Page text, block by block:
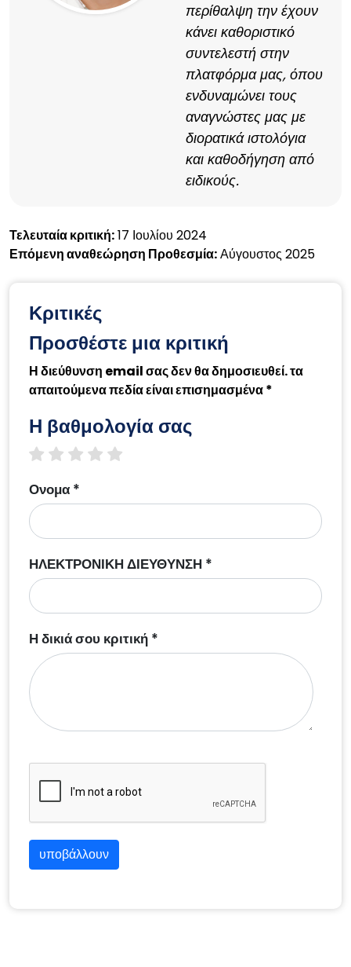
περίθαλψη την έχουν
κάνει καθοριστικό
συντελεστή στην
πλατφόρμα μας, όπου
ενδυναμώνει τους
αναγνώστες μας με
διορατικά ιστολόγια
και καθοδήγηση από
ειδικούς.
Τελευταία κριτική:17 Ιουλίου 2024
Επόμενη αναθεώρηση Προθεσμία:Αύγουστος 2025
Κριτικές
Προσθέστε μια κριτική
Η διεύθυνση email σας δεν θα δημοσιευθεί. τα
απαιτούμενα πεδία είναι επισημασμένα *
Η βαθμολογία σας
4 stars
3 stars
2 stars
1 star
Ονομα *
ΗΛΕΚΤΡΟΝΙΚΗ ΔΙΕΥΘΥΝΣΗ *
Η δικιά σου κριτική *
υποβάλλουν